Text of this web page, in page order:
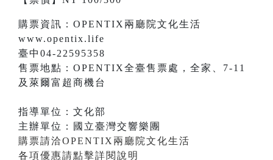
購票資訊：OPENTIX兩廳院文化生活
www.opentix.life
臺中04-22595358
售票地點：OPENTIX全臺售票處，全家、7-11
及萊爾富超商機台
指導單位：文化部
主辦單位：國立臺灣交響樂團
購票請洽OPENTIX兩廳院文化生活
各項優惠請點擊詳閱說明